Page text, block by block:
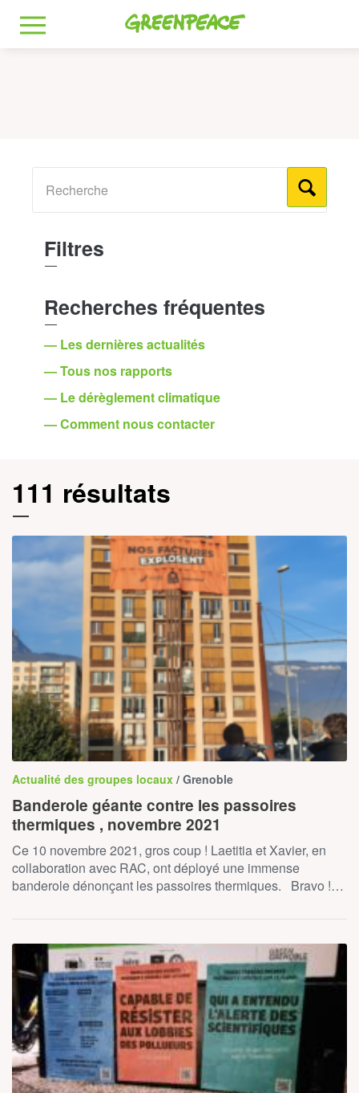
Greenpeace
MENU
Filtres
Recherches fréquentes
— Les dernières actualités
— Tous nos rapports
— Le dérèglement climatique
— Comment nous contacter
111 résultats
Actualité des groupes locaux / Grenoble
Banderole géante contre les passoires
thermiques , novembre 2021
Ce 10 novembre 2021, gros coup ! Laetitia et Xavier, en
collaboration avec RAC, ont déployé une immense
banderole dénonçant les passoires thermiques. Bravo !…